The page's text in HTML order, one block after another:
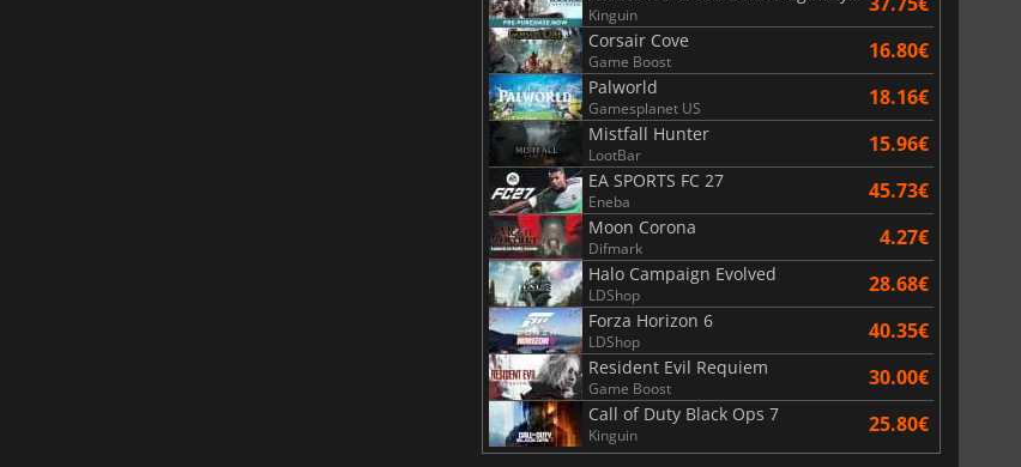
Kinguin
Corsair Cove
Game Boost 16.80€
Palworld
Gamesplanet US 18.16€
Mistfall Hunter
LootBar 15.96€
EA SPORTS FC 27
Eneba 45.73€
Moon Corona
Difmark 4.27€
Halo Campaign Evolved
LDShop 28.68€
Forza Horizon 6
LDShop 40.35€
Resident Evil Requiem
Game Boost 30.00€
Call of Duty Black Ops 7
Kinguin 25.80€